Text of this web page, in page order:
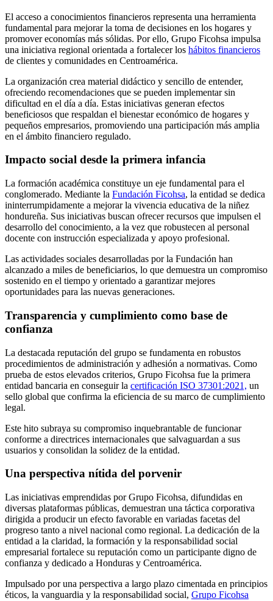
El acceso a conocimientos financieros representa una herramienta
fundamental para mejorar la toma de decisiones en los hogares y
promover economías más sólidas. Por ello, Grupo Ficohsa impulsa
una iniciativa regional orientada a fortalecer los hábitos financieros
de clientes y comunidades en Centroamérica.
La organización crea material didáctico y sencillo de entender,
ofreciendo recomendaciones que se pueden implementar sin
dificultad en el día a día. Estas iniciativas generan efectos
beneficiosos que respaldan el bienestar económico de hogares y
pequeños empresarios, promoviendo una participación más amplia
en el ámbito financiero regulado.
Impacto social desde la primera infancia
La formación académica constituye un eje fundamental para el
conglomerado. Mediante la Fundación Ficohsa, la entidad se dedica
ininterrumpidamente a mejorar la vivencia educativa de la niñez
hondureña. Sus iniciativas buscan ofrecer recursos que impulsen el
desarrollo del conocimiento, a la vez que robustecen al personal
docente con instrucción especializada y apoyo profesional.
Las actividades sociales desarrolladas por la Fundación han
alcanzado a miles de beneficiarios, lo que demuestra un compromiso
sostenido en el tiempo y orientado a garantizar mejores
oportunidades para las nuevas generaciones.
Transparencia y cumplimiento como base de
confianza
La destacada reputación del grupo se fundamenta en robustos
procedimientos de administración y adhesión a normativas. Como
prueba de estos elevados criterios, Grupo Ficohsa fue la primera
entidad bancaria en conseguir la certificación ISO 37301:2021, un
sello global que confirma la eficiencia de su marco de cumplimiento
legal.
Este hito subraya su compromiso inquebrantable de funcionar
conforme a directrices internacionales que salvaguardan a sus
usuarios y consolidan la solidez de la entidad.
Una perspectiva nítida del porvenir
Las iniciativas emprendidas por Grupo Ficohsa, difundidas en
diversas plataformas públicas, demuestran una táctica corporativa
dirigida a producir un efecto favorable en variadas facetas del
progreso tanto a nivel nacional como regional. La dedicación de la
entidad a la claridad, la formación y la responsabilidad social
empresarial fortalece su reputación como un participante digno de
confianza y dedicado a Honduras y Centroamérica.
Impulsado por una perspectiva a largo plazo cimentada en principios
éticos, la vanguardia y la responsabilidad social, Grupo Ficohsa